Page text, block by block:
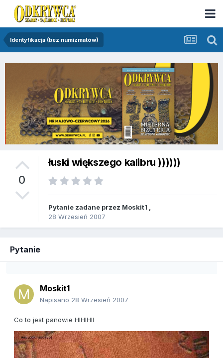
Identyfikacja (bez numizmatów)
0
łuski większego kalibru ))))))
Pytanie zadane przez Moskit1
28 Wrzesień 2007
Pytanie
Moskit1
Napisano 28 Wrzesień 2007
Co to jest panowie HIHIHII